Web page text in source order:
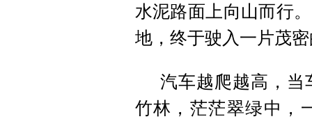
水泥路面上向山而行
地，终于驶入一片茂
汽车越爬越高，当
竹林，茫茫翠绿中，